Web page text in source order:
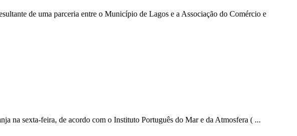
de uma parceria entre o Município de Lagos e a Associação do Comércio e
na sexta-feira, de acordo com o Instituto Português do Mar e da Atmosfera ( ...